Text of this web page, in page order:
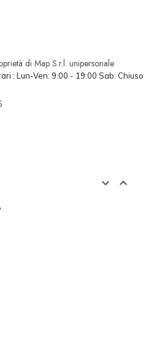
di Map S.r.l. unipersonale
: Lun-Ven: 9:00 - 19:00 Sab: Chiuso
 